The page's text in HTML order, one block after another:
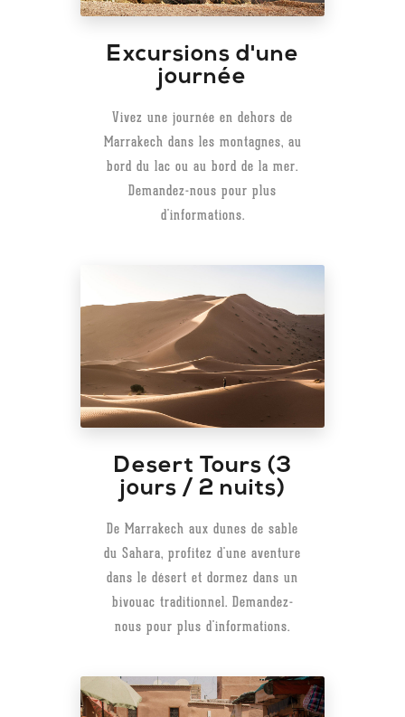
Excursions d'une
journée
Vivez une journée en dehors de
Marrakech dans les montagnes, au
bord du lac ou au bord de la mer.
Demandez-nous pour plus
d'informations.
Desert Tours (3
jours / 2 nuits)
De Marrakech aux dunes de sable
du Sahara, profitez d'une aventure
dans le désert et dormez dans un
bivouac traditionnel. Demandez-
nous pour plus d'informations.